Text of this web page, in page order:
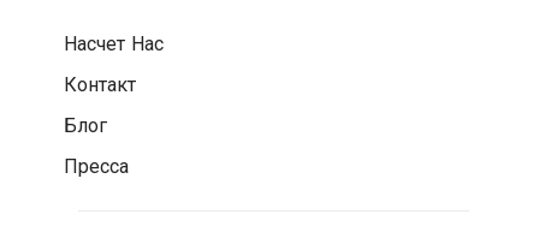
Насчет Нас
Контакт
Блог
Пресса